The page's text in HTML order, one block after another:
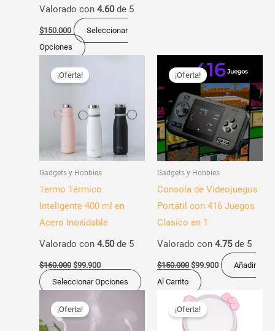
Valorado con 4.60de 5
$150.000
Seleccionar
Opciones
producto
¡Oferta!
Gadgets y Hobbies
Termo Térmico
Inteligente 400 ml en
Acero Inoxidable
Valorado con 4.50de 5
$160.000
precio
original
$99.900
$99.900.
Seleccionar Opciones
producto
múltiples
variantes.
opciones
pueden
elegir
página
de
¡Oferta!
Gadgets y Hobbies
Consola de Videojuegos
Portátil con 416 Juegos
Clasico en 1
Valorado con 4.75de 5
$150.000
precio
original
era:
$150.000.
$99.900
precio
actual
es:
$99.900.
Añadir
Al Carrito
¡Oferta!precio
original
producto¡Oferta!
El
precio
original
El
precio
actual